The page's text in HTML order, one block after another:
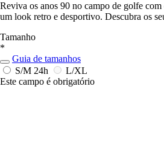
Reviva os anos 90 no campo de golfe
um look retro e desportivo. Descubra os
Tamanho
*
Guia de tamanhos
S/M 24h
L/XL
Este campo é obrigatório